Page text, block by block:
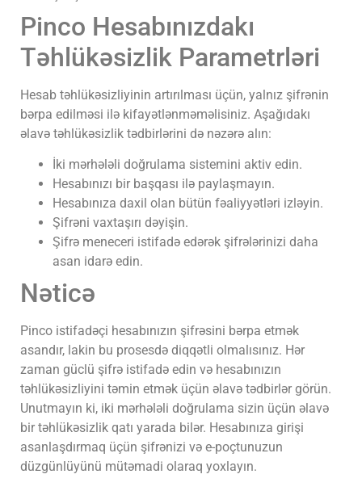
Pinco Hesabınızdakı
Təhlükəsizlik Parametrləri
Hesab təhlükəsizliyinin artırılması üçün, yalnız şifrənin
bərpa edilməsi ilə kifayətlənməməlisiniz. Aşağıdakı
əlavə təhlükəsizlik tədbirlərini də nəzərə alın:
İki mərhələli doğrulama sistemini aktiv edin.
Hesabınızı bir başqası ilə paylaşmayın.
Hesabınıza daxil olan bütün fəaliyyətləri izləyin.
Şifrəni vaxtaşırı dəyişin.
Şifrə meneceri istifadə edərək şifrələrinizi daha
asan idarə edin.
Nəticə
Pinco istifadəçi hesabınızın şifrəsini bərpa etmək
asandır, lakin bu prosesdə diqqətli olmalısınız. Hər
zaman güclü şifrə istifadə edin və hesabınızın
təhlükəsizliyini təmin etmək üçün əlavə tədbirlər görün.
Unutmayın ki, iki mərhələli doğrulama sizin üçün əlavə
bir təhlükəsizlik qatı yarada bilər. Hesabınıza girişi
asanlaşdırmaq üçün şifrənizi və e-poçtunuzun
düzgünlüyünü mütəmadi olaraq yoxlayın.